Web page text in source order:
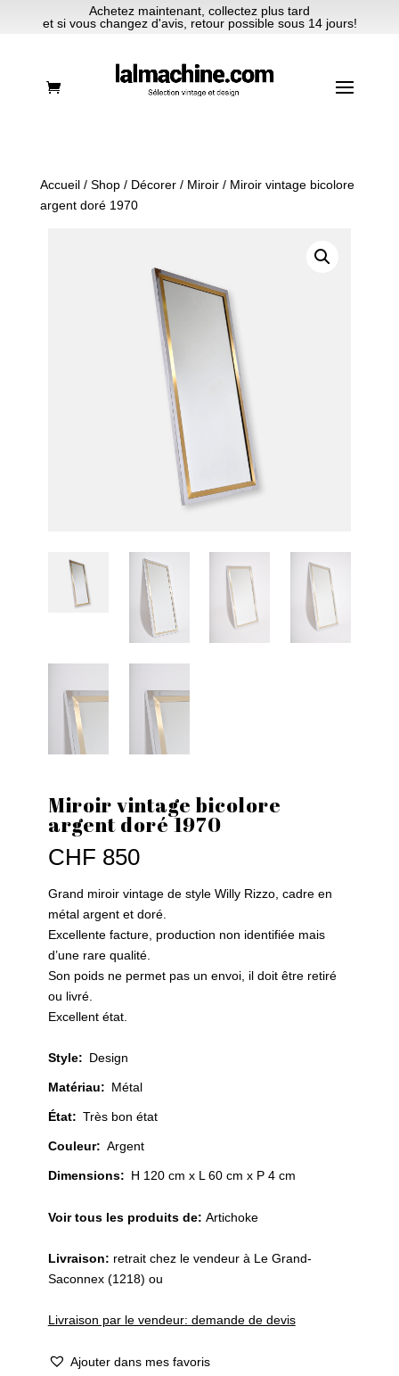
Achetez maintenant, collectez plus tard
et si vous changez d'avis, retour possible sous 14 jours!
Accueil/ Shop/ Décorer/ Miroir/ Miroir vintage bicolore
argent doré 1970
Miroir vintage bicolore
argent doré 1970
CHF 850
Grand miroir vintage de style Willy Rizzo, cadre en
métal argent et doré.
Excellente facture, production non identifiée mais
d’une rare qualité.
Son poids ne permet pas un envoi, il doit être retiré
ou livré.
Excellent état.
Style: Design
Matériau: Métal
État: Très bon état
Couleur: Argent
Dimensions: H 120 cm x L 60 cm x P 4 cm
Voir tous les produits de: Artichoke
Livraison: retrait chez le vendeur à Le Grand-
Saconnex (1218) ou
Livraison par le vendeur: demande de devis
Ajouter dans mes favoris